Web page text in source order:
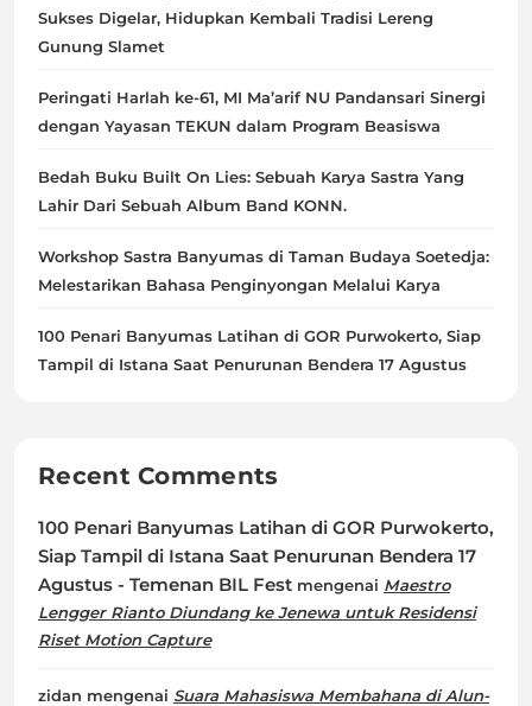
Sukses Digelar, Hidupkan Kembali Tradisi Lereng
Gunung Slamet
Peringati Harlah ke-61, MI Ma’arif NU Pandansari Sinergi
dengan Yayasan TEKUN dalam Program Beasiswa
Bedah Buku Built On Lies: Sebuah Karya Sastra Yang
Lahir Dari Sebuah Album Band KONN.
Workshop Sastra Banyumas di Taman Budaya Soetedja:
Melestarikan Bahasa Penginyongan Melalui Karya
100 Penari Banyumas Latihan di GOR Purwokerto, Siap
Tampil di Istana Saat Penurunan Bendera 17 Agustus
Recent Comments
100 Penari Banyumas Latihan di GOR Purwokerto,
Siap Tampil di Istana Saat Penurunan Bendera 17
Agustus - Temenan BIL Fest mengenai Maestro
Lengger Rianto Diundang ke Jenewa untuk Residensi
Riset Motion Capture
zidan mengenai Suara Mahasiswa Membahana di Alun-